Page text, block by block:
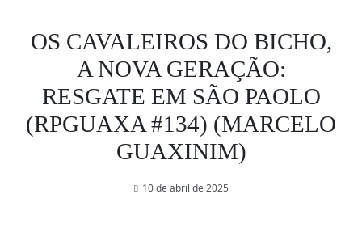
OS CAVALEIROS DO BICHO,
A NOVA GERAÇÃO:
RESGATE EM SÃO PAOLO
(RPGUAXA #134) (MARCELO
GUAXINIM)
10 de abril de 2025